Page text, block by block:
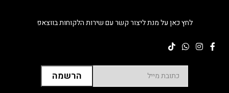
לחץ כאן על מנת ליצור קשר עם שירות הלקוחות בווצאפ